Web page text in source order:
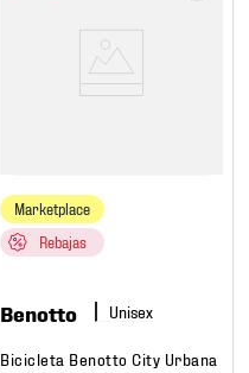
Marketplace
Rebajas
Benotto
Bicicleta Benotto City Urbana